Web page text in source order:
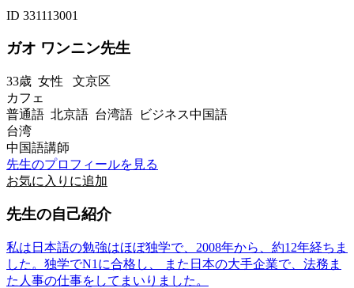
ID 331113001
ガオ ワンニン先生
33歳 女性 文京区
カフェ
普通語 北京語 台湾語 ビジネス中国語
台湾
中国語講師
先生のプロフィールを見る
お気に入りに追加
先生の自己紹介
私は日本語の勉強はほぼ独学で、2008年から、約12年経ちま
した。独学でN1に合格し、 また日本の大手企業で、法務ま
た人事の仕事をしてまいりました。